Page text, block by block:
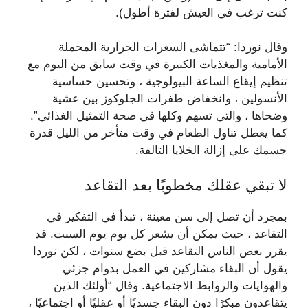
كنت ترغب في العيش لفترة أطول).
وقال نوردا: “تتماشى السعرات الحرارية المحملة
الأمامية والمغذيات الكبيرة في وقت سابق من اليوم مع
تنظيم إيقاع الساعة البيولوجية ، وتحسين حساسية
الأنسولين ، وانخفاض طفرات الجلوكوز بين عشية
وضحاها ، والتي تسهم وكلها في صحة التمثيل الغذائي”.
كما يعطل تناول الطعام في وقت متأخر من الليل قدرة
جسمك على إزالة الخلايا التالفة.
لا تبقي عقلك مخطوبًا بعد التقاعد
بمجرد أن تصل إلى سن معينة ، تبدأ في التفكير في
التقاعد ، حيث يمكن أن يشعر كل يوم يوم السبت. قد
يقرر بعض الناس التقاعد قبل بضع سنوات ، لكن نوردا
يقول أن البقاء مشاركين في العمل بدوام جزئي
والهوايات والروابط الاجتماعية. وقال “أولئك الذين
يتقاعدون مبكرًا دون البقاء جسديًا أو عقليًا أو اجتماعيًا ،